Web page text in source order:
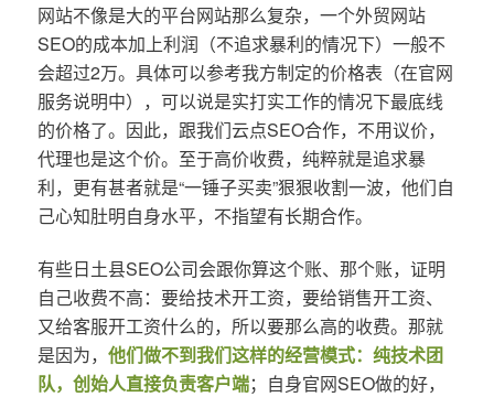
网站不像是大的平台网站那么复杂，一个外贸网站
SEO的成本加上利润（不追求暴利的情况下）一般不
会超过2万。具体可以参考我方制定的价格表（在官网
服务说明中），可以说是实打实工作的情况下最底线
的价格了。因此，跟我们云点SEO合作，不用议价，
代理也是这个价。至于高价收费，纯粹就是追求暴
利，更有甚者就是“一锤子买卖”狠狠收割一波，他们自
己心知肚明自身水平，不指望有长期合作。
有些日土县SEO公司会跟你算这个账、那个账，证明
自己收费不高：要给技术开工资，要给销售开工资、
又给客服开工资什么的，所以要那么高的收费。那就
是因为， 他们做不到我们这样的经营模式：纯技术团
队，创始人直接负责客户端；自身官网SEO做的好，